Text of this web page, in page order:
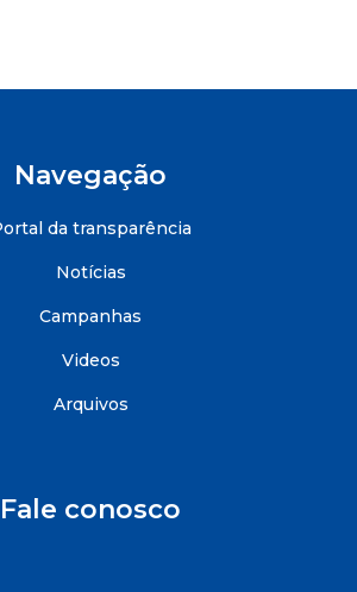
Navegação
da transparência
Notícias
Campanhas
Videos
Arquivos
Fale conosco